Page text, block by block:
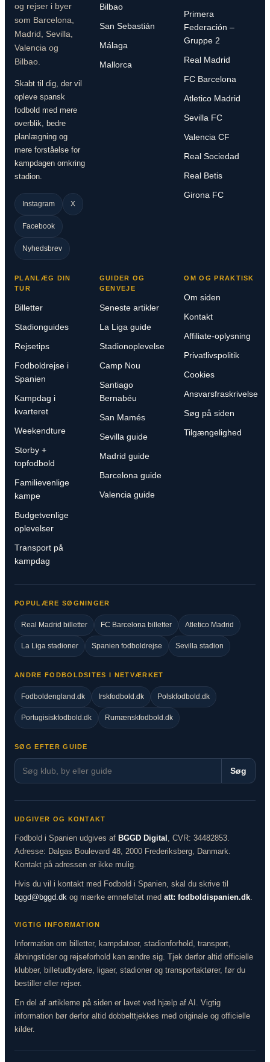
og rejser i byer
som Barcelona,
Madrid, Sevilla,
Valencia og
Bilbao.
Skabt til dig, der vil
opleve spansk
fodbold med mere
overblik, bedre
planlægning og
mere forståelse for
kampdagen omkring
stadion.
Instagram X
Facebook
Nyhedsbrev
Bilbao
San Sebastián
Málaga
Mallorca
Primera
Federación –
Gruppe 2
Real Madrid
FC Barcelona
Atletico Madrid
Sevilla FC
Valencia CF
Real Sociedad
Real Betis
Girona FC
PLANLÆG DIN
TUR
Billetter
Stadionguides
Rejsetips
Fodboldrejse i
Spanien
Kampdag i
kvarteret
Weekendture
Storby +
topfodbold
Familievenlige
kampe
Budgetvenlige
oplevelser
Transport på
kampdag
GUIDER OG
GENVEJE
Seneste artikler
La Liga guide
Stadionoplevelse
Camp Nou
Santiago
Bernabéu
San Mamés
Sevilla guide
Madrid guide
Barcelona guide
Valencia guide
OM OG PRAKTISK
Om siden
Kontakt
Affiliate-oplysning
Privatlivspolitik
Cookies
Ansvarsfraskrivelse
Søg på siden
Tilgængelighed
POPULÆRE SØGNINGER
Real Madrid billetter FC Barcelona billetter Atletico Madrid
La Liga stadioner Spanien fodboldrejse Sevilla stadion
ANDRE FODBOLDSITES I NETVÆRKET
Fodboldengland.dk Irskfodbold.dk Polskfodbold.dk
Portugisiskfodbold.dk Rumænskfodbold.dk
SØG EFTER GUIDE
Søg
UDGIVER OG KONTAKT
Fodbold i Spanien udgives af BGGD Digital , CVR: 34482853.
Adresse: Dalgas Boulevard 48, 2000 Frederiksberg, Danmark.
Kontakt på adressen er ikke mulig.
Hvis du vil i kontakt med Fodbold i Spanien, skal du skrive til
bggd@bggd.dk og mærke emnefeltet med att: fodboldispanien.dk
VIGTIG INFORMATION
Information om billetter, kampdatoer, stadionforhold, transport,
åbningstider og rejseforhold kan ændre sig. Tjek derfor altid officielle
klubber, billetudbydere, ligaer, stadioner og transportaktører, før du
bestiller eller rejser.
En del af artiklerne på siden er lavet ved hjælp af AI. Vigtig
information bør derfor altid dobbelttjekkes med originale og officielle
kilder.